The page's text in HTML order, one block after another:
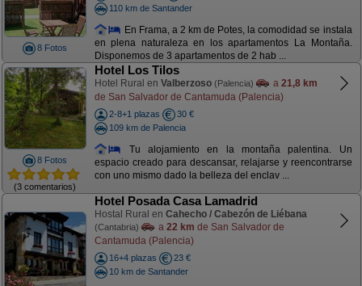
8 Fotos
110 km de Santander
En Frama, a 2 km de Potes, la comodidad se instala
en plena naturaleza en los apartamentos La Montaña.
Disponemos de 3 apartamentos de 2 hab ...
8 Fotos
(3 comentarios)
Hotel Los Tilos
Hotel Rural en Valberzoso (Palencia) a 21,8 km
de San Salvador de Cantamuda (Palencia)
2-8+1 plazas
30 €
109 km de Palencia
Tu alojamiento en la montaña palentina. Un
espacio creado para descansar, relajarse y reencontrarse
con uno mismo dado la belleza del enclav ...
Hotel Posada Casa Lamadrid
Hostal Rural en Cahecho / Cabezón de Liébana
(Cantabria) a 22 km de San Salvador de
Cantamuda (Palencia)
16+4 plazas
23 €
10 km de Santander